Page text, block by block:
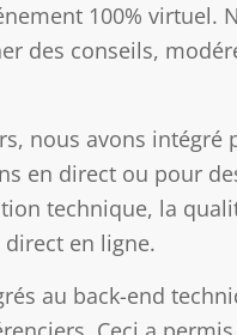
100%
des conseils,
nous avons
en direct ou pour
technique, la
en ligne.
au back-end